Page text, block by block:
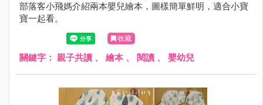
部落客小飛媽介紹兩本嬰兒繪本，圖樣簡單鮮明，適合小寶
寶一起看。
收藏
關鍵字： 親子共讀 、 繪本、 閱讀 、 嬰幼兒